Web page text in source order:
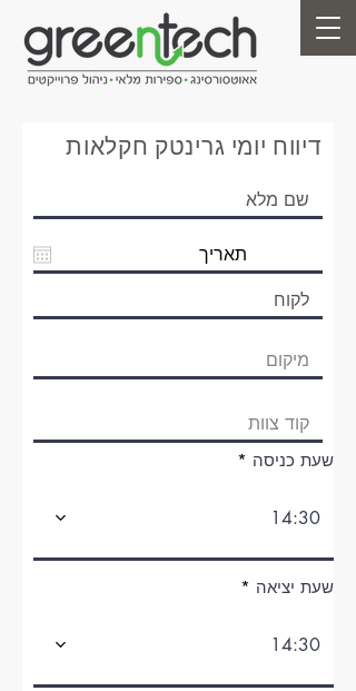
דיווח יומי גרינטק חקלאות
שעת כניסה
14:30
שעת יציאה
14:30